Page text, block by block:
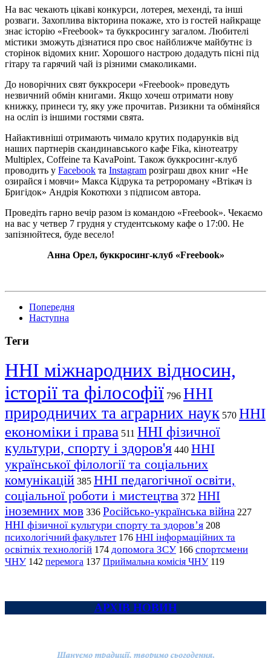
На вас чекають цікаві конкурси, лотерея, мехенді, та інші
розваги. Захоплива вікторина покаже, хто із гостей найкраще
знає історію «Freebook» та буккросингу загалом. Любителі
містики зможуть дізнатися про своє найближче майбутнє із
сторінок відомих книг. Хорошого настрою додадуть пісні під
гітару та гарячий чай із різними смаколиками.
До новорічних свят буккросери «Freebook» проведуть
незвичний обмін книгами. Якщо хочеш отримати нову
книжку, принеси ту, яку уже прочитав. Ризикни та обміняйся
на осліп із іншими гостями свята.
Найактивніші отримають чимало крутих подарунків від
наших партнерів скандинавського кафе Fika, кінотеатру
Multiplex, Coffeine та KavaPoint. Також буккросинг-клуб
проводить у Facebook та Instagram розіграш двох книг «Не
озирайся і мовчи» Макса Кідрука та ретророману «Втікач із
Бригідок» Андрія Кокотюхи з підписом автора.
Проведіть гарно вечір разом із командою «Freebook». Чекаємо
на вас у четвер 7 грудня у студентському кафе о 17:00. Не
запізнюйтеся, буде весело!
Анна Орел, буккросинг-клуб «Freebook»
Попередня
Наступна
Теги
ННІ міжнародних відносин,
історії та філософії 796 ННІ
природничих та аграрних наук 570 ННІ
економіки і права 511 ННІ фізичної
культури, спорту і здоров'я 440 ННІ
української філології та соціальних
комунікацій 385 ННІ педагогічної освіти,
соціальної роботи і мистецтва 372 ННІ
іноземних мов 336 Російсько-українська війна 227
ННІ фізичної культури спорту та здоров’я 208
психологічний факультет 176 ННІ інформаційних та
освітніх технологій 174 допомога ЗСУ 166 спортсмени
ЧНУ 142 перемога 137 Приймальна комісія ЧНУ 119
АРХІВ НОВИН